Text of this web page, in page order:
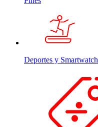
Deportes y Smartwatch